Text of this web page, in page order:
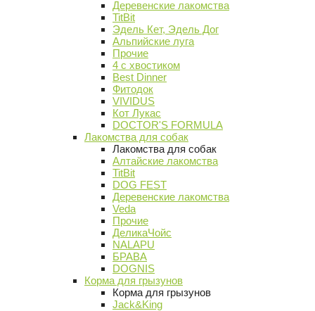
Деревенские лакомства
TitBit
Эдель Кет, Эдель Дог
Альпийские луга
Прочие
4 с хвостиком
Best Dinner
Фитодок
VIVIDUS
Кот Лукас
DOCTOR'S FORMULA
Лакомства для собак
Лакомства для собак
Алтайские лакомства
TitBit
DOG FEST
Деревенские лакомства
Veda
Прочие
ДеликаЧойс
NALAPU
БРАВА
DOGNIS
Корма для грызунов
Корма для грызунов
Jack&King